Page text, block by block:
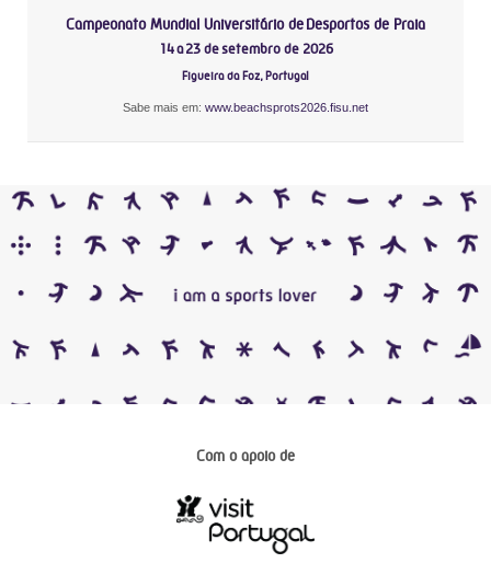
Campeonato Mundial Universitário de Desportos de Praia
14 a 23 de setembro de 2026
Figueira da Foz, Portugal
Sabe mais em: www.beachsprots2026.fisu.net
Com o apoio de